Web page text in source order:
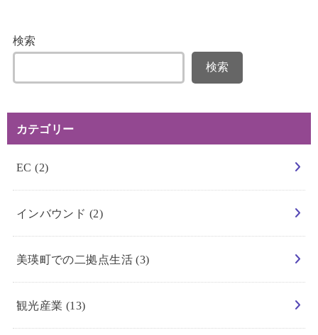
検索
検索
カテゴリー
EC(2)
インバウンド (2)
美瑛町での二拠点生活(3)
観光産業 (13)